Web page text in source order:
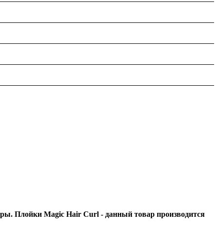
Плойки Magic Hair Curl - данный товар производится